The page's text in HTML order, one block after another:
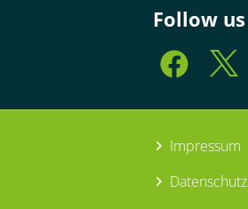
Follow us
Impressum
Datenschutz